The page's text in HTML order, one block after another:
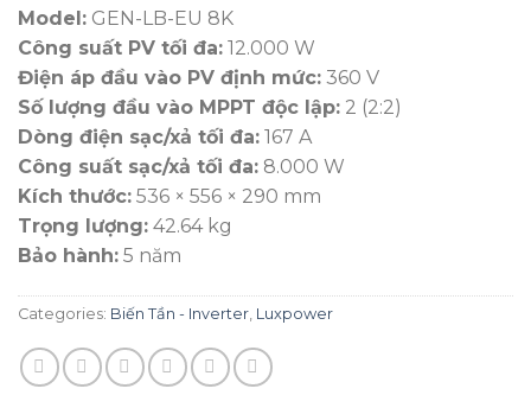
Model: GEN-LB-EU 8K
Công suất PV tối đa: 12.000 W
Điện áp đầu vào PV định mức: 360 V
Số lượng đầu vào MPPT độc lập: 2 (2:2)
Dòng điện sạc/xả tối đa: 167 A
Công suất sạc/xả tối đa: 8.000 W
Kích thước: 536 × 556 × 290 mm
Trọng lượng: 42.64 kg
Bảo hành: 5 năm
Categories: Biến Tần - Inverter Luxpower